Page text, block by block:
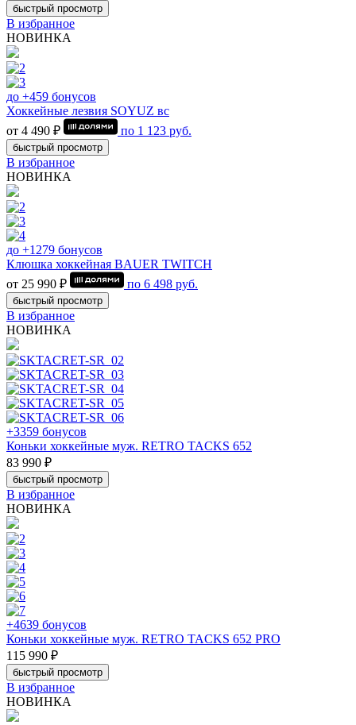
быстрый просмотр
В избранное
НОВИНКА
до +459 бонусов
Хоккейные лезвия SOYUZ вс
от 4 490 ₽
по 1 123 руб.
быстрый просмотр
В избранное
НОВИНКА
до +1279 бонусов
Клюшка хоккейная BAUER TWITCH
от 25 990 ₽
по 6 498 руб.
быстрый просмотр
В избранное
НОВИНКА
+3359 бонусов
Коньки хоккейные муж. RETRO TACKS 652
83 990 ₽
быстрый просмотр
В избранное
НОВИНКА
+4639 бонусов
Коньки хоккейные муж. RETRO TACKS 652 PRO
115 990 ₽
быстрый просмотр
В избранное
НОВИНКА